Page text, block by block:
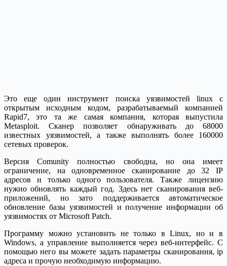
Это еще один инструмент поиска уязвимостей linux с
открытым исходным кодом, разрабатываемый компанией
Rapid7, это та же самая компания, которая выпустила
Metasploit. Сканер позволяет обнаруживать до 68000
известных уязвимостей, а также выполнять более 160000
сетевых проверок.
Версия Comunity полностью свободна, но она имеет
ограничение, на одновременное сканирование до 32 IP
адресов и только одного пользователя. Также лицензию
нужно обновлять каждый год. Здесь нет сканирования веб-
приложений, но зато поддерживается автоматическое
обновление базы уязвимостей и получение информации об
уязвимостях от Microsoft Patch.
Программу можно установить не только в Linux, но и в
Windows, а управление выполняется через веб-интерфейс. С
помощью него вы можете задать параметры сканирования, ip
адреса и прочую необходимую информацию.